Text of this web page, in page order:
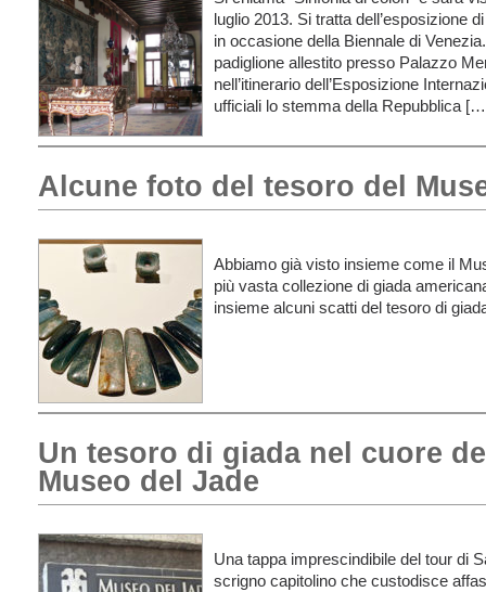
luglio 2013. Si tratta dell’esposizione
in occasione della Biennale di
padiglione allestito presso Palazzo
nell’itinerario dell’Esposizione
ufficiali lo stemma della Repubblica
Alcune foto del tesoro del
Abbiamo già visto insieme come il
più vasta collezione di giada
insieme alcuni scatti del tesoro di
Un tesoro di giada nel cuore
Museo del Jade
Una tappa imprescindibile del tour di
scrigno capitolino che custodisce